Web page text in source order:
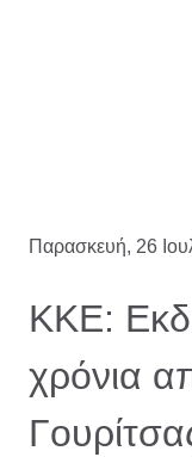
Παρασκευή, 26
ΚΚΕ:
χρόνια